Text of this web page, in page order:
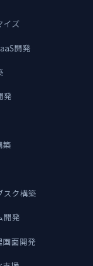
イズ
開発
発
築
スク構築
開発
画面開発